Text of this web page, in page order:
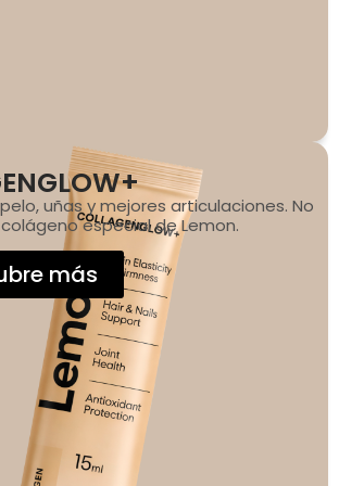
uñas y mejores articulaciones. No
especial de Lemon.
más